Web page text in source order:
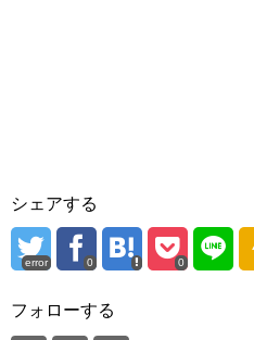
シェアする
error 0 0
フォローする